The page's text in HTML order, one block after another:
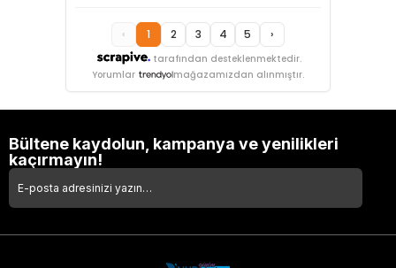
tarafından desteklenmektedir.
‹ 1 2 3 4 5 ›
Yorumlar mağazamızdan alınmıştır.
Bültene kaydolun, kampanya ve yenilikleri
kaçırmayın!